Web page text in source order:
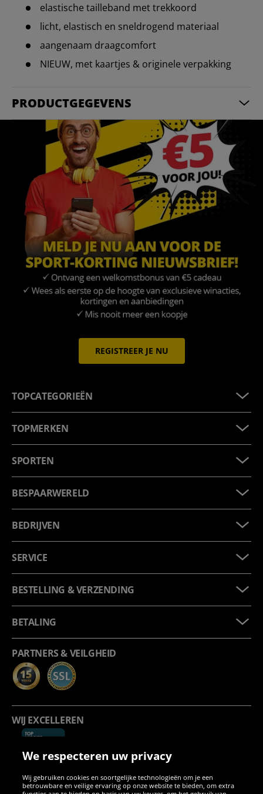
elastische tailleband met trekkoord
licht, elastisch en sneldrogend materiaal
aangenaam draagcomfort
NIEUW, met kaartjes & originele verpakking
PRODUCTGEGEVENS
REGISTREER JE NU
TOPCATEGORIEËN
TOPMERKEN
SPORTEN
BESPAARWERELD
BEDRIJVEN
SERVICE
BESTELLING & VERZENDING
BETALING
PARTNERS & VEILGHEID
WIJ EXCELLEREN
We respecteren uw privacy
Wij gebruiken cookies en soortgelijke technologieën om je een
betrouwbare en veilige ervaring op onze website te bieden, om extra